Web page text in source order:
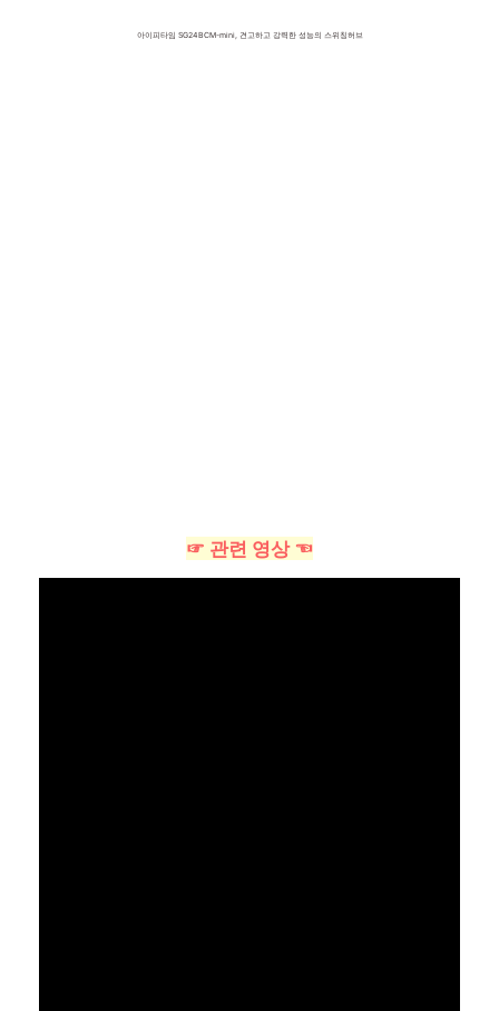
아이피타임 SG24BCM-mini, 견고하고 강력한 성능의 스위칭허브
☞ 관련 영상 ☜